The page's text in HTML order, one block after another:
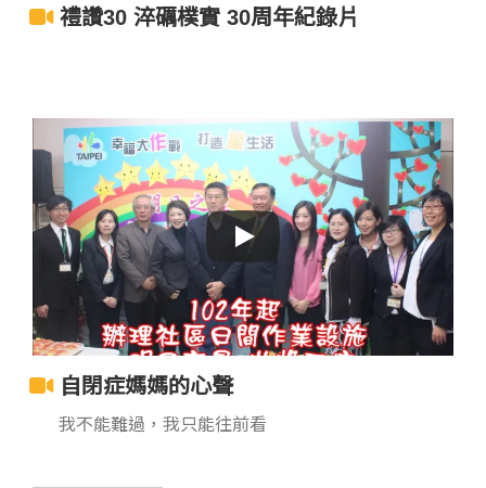
禮讚30 淬礪樸實 30周年紀錄片
自閉症媽媽的心聲
我不能難過，我只能往前看